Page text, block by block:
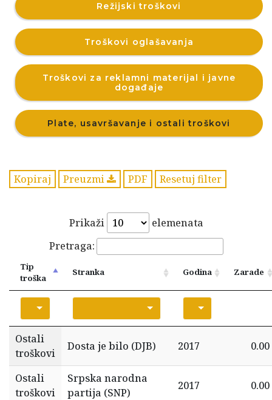
Režijski troškovi
Troškovi oglašavanja
Troškovi za reklamni materijal i javne
događaje
Plate, usavršavanje i ostali troškovi
Kopiraj Preuzmi PDF Resetuj filter
Prikaži
elemenata
Pretraga:
Tip
troška
Stranka Godina Zarade
Ostali
troškovi
Dosta je bilo (DJB) 2017 0.00
Ostali
troškovi
Srpska narodna
partija (SNP)
2017 0.00